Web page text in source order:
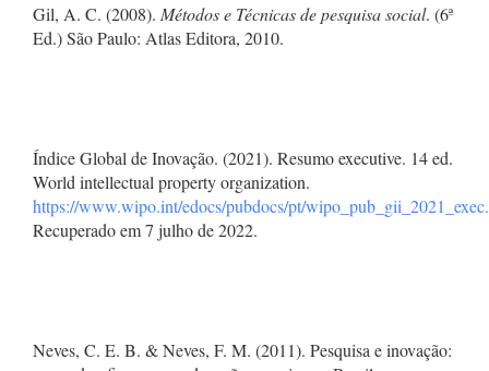
Gil, A. C. (2008). Métodos e Técnicas de pesquisa social. (6ª
Ed.) São Paulo: Atlas Editora, 2010.
Índice Global de Inovação. (2021). Resumo executive. 14 ed.
World intellectual property organization.
https://www.wipo.int/edocs/pubdocs/pt/
Recuperado em 7 julho de 2022.
Neves, C. E. B. & Neves, F. M. (2011). Pesquisa e inovação: